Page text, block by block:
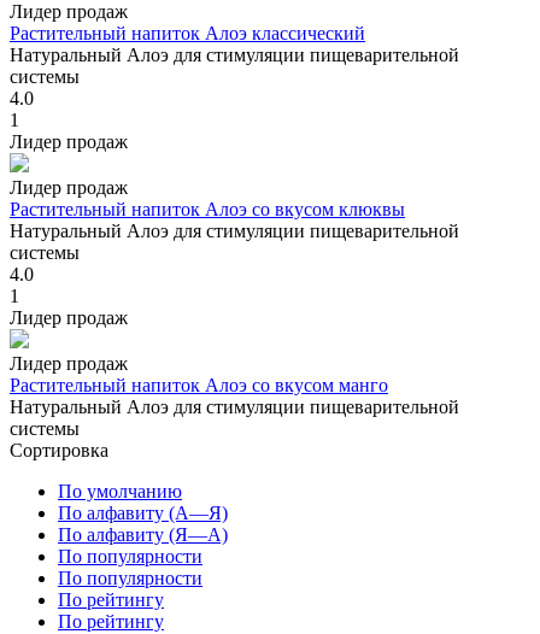
Лидер продаж
Растительный напиток Алоэ классический
Натуральный Алоэ для стимуляции пищеварительной
системы
4.0
1
Лидер продаж
Лидер продаж
Растительный напиток Алоэ со вкусом клюквы
Натуральный Алоэ для стимуляции пищеварительной
системы
4.0
1
Лидер продаж
Лидер продаж
Растительный напиток Алоэ со вкусом манго
Натуральный Алоэ для стимуляции пищеварительной
системы
Сортировка
По умолчанию
По алфавиту (А—Я)
По алфавиту (Я—А)
По популярности
По популярности
По рейтингу
По рейтингу